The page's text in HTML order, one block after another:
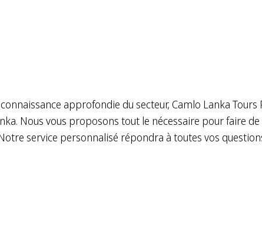
approfondie du secteur, Camlo Lanka
Nous vous proposons tout le nécessaire pour faire
service personnalisé répondra à toutes vos